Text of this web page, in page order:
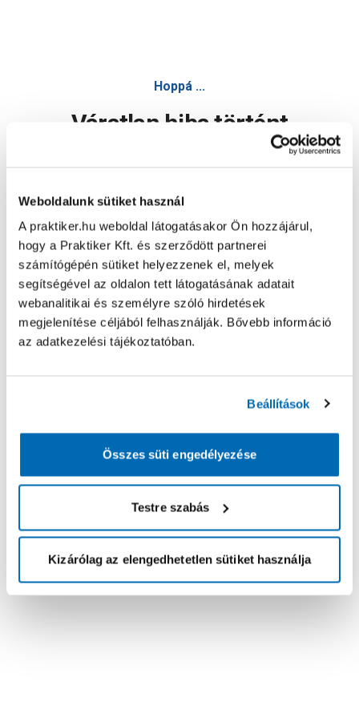
Weboldalunk sütiket használ
A praktiker.hu weboldal látogatásakor Ön hozzájárul,
hogy a Praktiker Kft. és szerződött partnerei
számítógépén sütiket helyezzenek el, melyek
segítségével az oldalon tett látogatásának adatait
webanalitikai és személyre szóló hirdetések
megjelenítése céljából felhasználják. Bővebb információ
az adatkezelési tájékoztatóban.
Beállítások
Összes süti engedélyezése
Testre szabás
Kizárólag az elengedhetetlen sütiket használja
Hoppá ...
Váratlan hiba történt
Oldal újratöltése